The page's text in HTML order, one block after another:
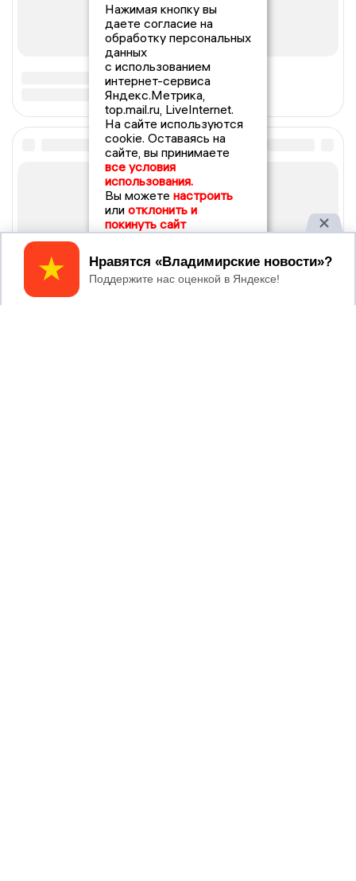
Нажимая кнопку вы
даете согласие на
обработку персональных
данных
с использованием
интернет-сервиса
Яндекс.Метрика,
top.mail.ru, LiveInternet.
На сайте используются
cookie. Оставаясь на
сайте, вы принимаете
все условия
использования.
Вы можете настроить
или отклонить и
покинуть сайт
Принять